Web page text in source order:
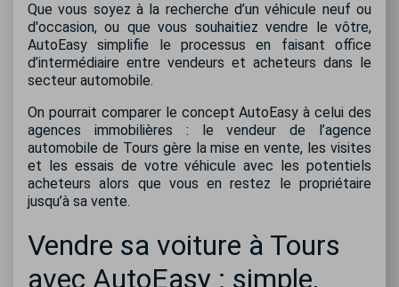
Que vous soyez à la recherche d’un véhicule neuf ou
d'occasion, ou que vous souhaitiez vendre le vôtre,
AutoEasy simplifie le processus en faisant office
d’intermédiaire entre vendeurs et acheteurs dans le
secteur automobile.
On pourrait comparer le concept AutoEasy à celui des
agences immobilières : le vendeur de l’agence
automobile de Tours gère la mise en vente, les visites
et les essais de votre véhicule avec les potentiels
acheteurs alors que vous en restez le propriétaire
jusqu’à sa vente.
Vendre sa voiture à Tours
avec AutoEasy : simple,